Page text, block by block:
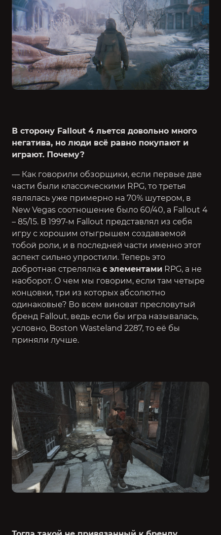
В сторону Fallout 4 льется довольно много
негатива, но люди всё равно покупают и
играют. Почему?
— Как говорили обзорщики, если первые две
части были классическими RPG, то третья
являлась уже примерно на 70% шутером, в
New Vegas соотношение было 60/40, а Fallout 4
– 85/15. В 1997-м Fallout представлял из себя
игру с хорошим отыгрышем создаваемой
тобой роли, и в последней части именно этот
аспект сильно упростили. Теперь это
добротная стрелялка с элементами RPG, а не
наоборот. О чем мы говорим, если там четыре
концовки, три из которых абсолютно
одинаковые? Во всем виноват пресловутый
бренд Fallout, ведь если бы игра называлась,
условно, Boston Wasteland 2287, то её бы
приняли лучше.